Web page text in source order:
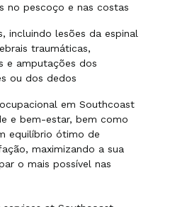
no pescoço e nas costas
incluindo lesões da espinal
traumáticas,
e amputações dos
ou dos dedos
em Southcoast
e bem-estar, bem como
equilíbrio ótimo de
maximizando a sua
o mais possível nas